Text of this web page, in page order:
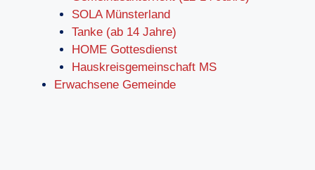
SOLA Münsterland
Tanke (ab 14 Jahre)
HOME Gottesdienst
Hauskreisgemeinschaft MS
Erwachsene Gemeinde